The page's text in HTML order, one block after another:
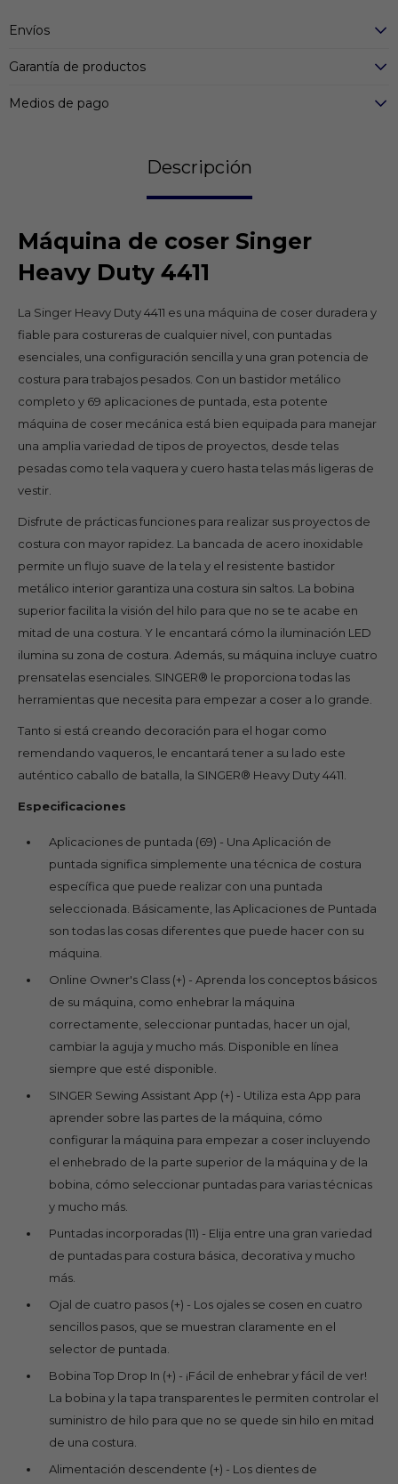
Envíos
Garantía de productos
Medios de pago
Descripción
Máquina de coser Singer
Heavy Duty 4411
La Singer Heavy Duty 4411 es una máquina de coser duradera y
fiable para costureras de cualquier nivel, con puntadas
esenciales, una configuración sencilla y una gran potencia de
costura para trabajos pesados. Con un bastidor metálico
completo y 69 aplicaciones de puntada, esta potente
máquina de coser mecánica está bien equipada para manejar
una amplia variedad de tipos de proyectos, desde telas
pesadas como tela vaquera y cuero hasta telas más ligeras de
vestir.
Disfrute de prácticas funciones para realizar sus proyectos de
costura con mayor rapidez. La bancada de acero inoxidable
permite un flujo suave de la tela y el resistente bastidor
metálico interior garantiza una costura sin saltos. La bobina
superior facilita la visión del hilo para que no se te acabe en
mitad de una costura. Y le encantará cómo la iluminación LED
ilumina su zona de costura. Además, su máquina incluye cuatro
prensatelas esenciales. SINGER® le proporciona todas las
herramientas que necesita para empezar a coser a lo grande.
Tanto si está creando decoración para el hogar como
remendando vaqueros, le encantará tener a su lado este
auténtico caballo de batalla, la SINGER® Heavy Duty 4411.
Especificaciones
Aplicaciones de puntada (69) - Una Aplicación de
puntada significa simplemente una técnica de costura
específica que puede realizar con una puntada
seleccionada. Básicamente, las Aplicaciones de Puntada
son todas las cosas diferentes que puede hacer con su
máquina.
Online Owner's Class (+) - Aprenda los conceptos básicos
de su máquina, como enhebrar la máquina
correctamente, seleccionar puntadas, hacer un ojal,
cambiar la aguja y mucho más. Disponible en línea
siempre que esté disponible.
SINGER Sewing Assistant App (+) - Utiliza esta App para
aprender sobre las partes de la máquina, cómo
configurar la máquina para empezar a coser incluyendo
el enhebrado de la parte superior de la máquina y de la
bobina, cómo seleccionar puntadas para varias técnicas
y mucho más.
Puntadas incorporadas (11) - Elija entre una gran variedad
de puntadas para costura básica, decorativa y mucho
más.
Ojal de cuatro pasos (+) - Los ojales se cosen en cuatro
sencillos pasos, que se muestran claramente en el
selector de puntada.
Bobina Top Drop In (+) - ¡Fácil de enhebrar y fácil de ver!
La bobina y la tapa transparentes le permiten controlar el
suministro de hilo para que no se quede sin hilo en mitad
de una costura.
Alimentación descendente (+) - Los dientes de